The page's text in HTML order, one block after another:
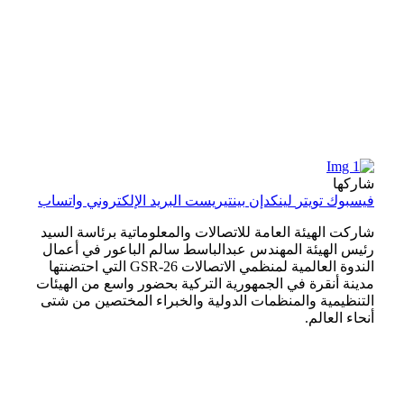
شاركها
فيسبوك تويتر لينكدإن بينتيريست البريد الإلكتروني واتساب
شاركت الهيئة العامة للاتصالات والمعلوماتية برئاسة السيد
رئيس الهيئة المهندس عبدالباسط سالم الباعور في أعمال
الندوة العالمية لمنظمي الاتصالات GSR-26 التي احتضنتها
مدينة أنقرة في الجمهورية التركية بحضور واسع من الهيئات
التنظيمية والمنظمات الدولية والخبراء المختصين من شتى
أنحاء العالم.